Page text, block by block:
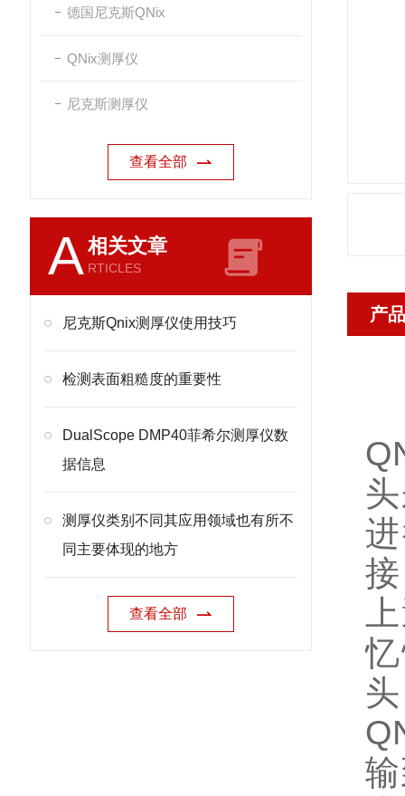
德国尼克斯QNix
QNix测厚仪
尼克斯测厚仪
查看全部
A相关文章
RTICLES
尼克斯Qnix测厚仪使用技巧
检测表面粗糙度的重要性
DualScope DMP40菲希尔测厚仪数
据信息
测厚仪类别不同其应用领域也有所不
同主要体现的地方
查看全部
产